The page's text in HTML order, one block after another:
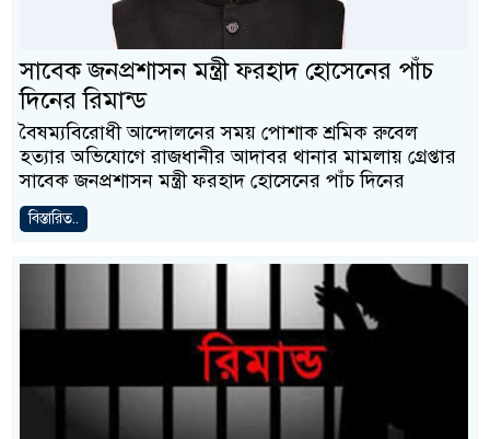
সাবেক জনপ্রশাসন মন্ত্রী ফরহাদ হোসেনের পাঁচ
দিনের রিমান্ড
বৈষম্যবিরোধী আন্দোলনের সময় পোশাক শ্রমিক রুবেল
হত্যার অভিযোগে রাজধানীর আদাবর থানার মামলায় গ্রেপ্তার
সাবেক জনপ্রশাসন মন্ত্রী ফরহাদ হোসেনের পাঁচ দিনের
বিস্তারিত..